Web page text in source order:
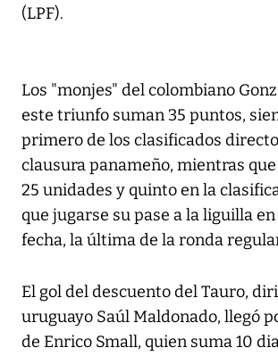
(LPF).
Los "monjes" del colombiano
este triunfo suman 35 puntos,
primero de los clasificados
clausura panameño, mientras
25 unidades y quinto en la
que jugarse su pase a la liguilla
fecha, la última de la ronda
El gol del descuento del Tauro,
uruguayo Saúl Maldonado, llegó
de Enrico Small, quien suma 10